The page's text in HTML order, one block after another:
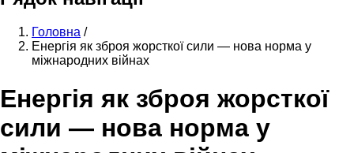
Головна /
Енергія як зброя жорсткої сили — нова норма у
міжнародних війнах
Енергія як зброя жорсткої
сили — нова норма у